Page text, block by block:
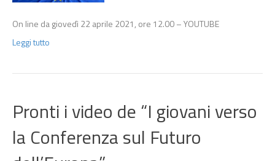
On line da giovedì 22 aprile 2021, ore 12.00 – YOUTUBE
Leggi tutto
Pronti i video de “I giovani verso
la Conferenza sul Futuro